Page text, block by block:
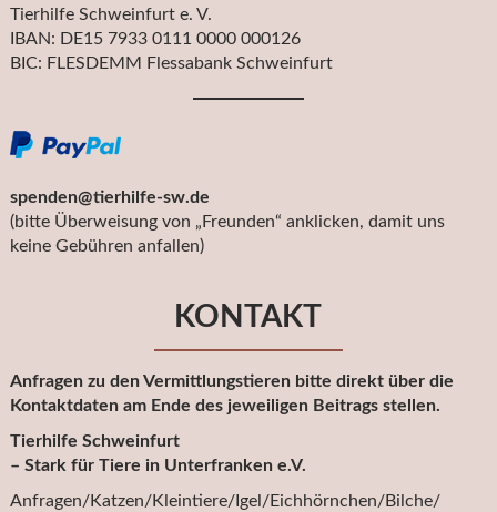
Tierhilfe Schweinfurt e. V.
IBAN: DE15 7933 0111 0000 000126
BIC: FLESDEMM Flessabank Schweinfurt
spenden@tierhilfe-sw.de
(bitte Überweisung von „Freunden“ anklicken, damit uns
keine Gebühren anfallen)
KONTAKT
Anfragen zu den Vermittlungstieren bitte direkt über die
Kontaktdaten am Ende des jeweiligen Beitrags stellen.
Tierhilfe Schweinfurt
– Stark für Tiere in Unterfranken e.V.
Anfragen/Katzen/Kleintiere/Igel/Eichhörnchen/Bilche/